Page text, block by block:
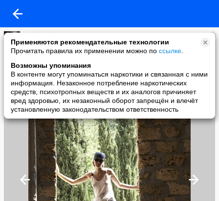
Применяются рекомендательные технологии
Прочитать правила их применении можно по ссылке
Возможны упоминания
В контенте могут упоминаться наркотики и связанная с ними
информация. Незаконное потребление наркотических
средств, психотропных веществ и их аналогов причиняет
вред здоровью, их незаконный оборот запрещён и влечёт
установленную законодательством ответственность
shantish
added a photo
25 Sep в 23:44